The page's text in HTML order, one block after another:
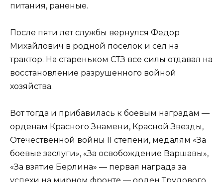
питания, раненые.
После пяти лет службы вернулся Федор
Михайлович в родной поселок и сел на
трактор. На стареньком СТЗ все силы отдавал на
восстановление разрушенного войной
хозяйства.
Вот тогда и прибавилась к боевым наградам —
орденам Красного Знамени, Красной Звезды,
Отечественной войны II степени, медалям «За
боевые заслуги», «За освобождение Варшавы»,
«За взятие Берлина» — первая награда за